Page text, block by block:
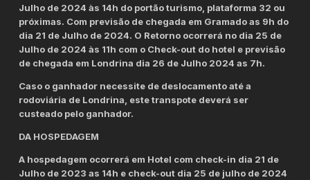
Julho de 2024 às 14h do portão turismo, plataforma 32 ou
próximas. Com previsão de chegada em Gramado as 9h do
dia 21 de Julho de 2024. O Retorno ocorrerá no dia 25 de
Julho de 2024 às 11h com o Check-out do hotel e previsão
de chegada em Londrina dia 26 de Julho 2024 as 7h.
Caso o ganhador necessite de deslocamento até a
rodoviária de Londrina, este transpote deverá ser
custeado pelo ganhador.
DA HOSPEDAGEM
A hospedagem ocorrerá em Hotel com check-in dia 21 de
Julho de 2023 as 14h e check-out dia 25 de julho de 2024